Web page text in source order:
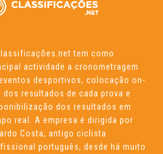
tem como
actividade a cronometragem
desportivos, colocação on-
dos resultados de cada prova e
dos resultados em
real. A empresa é dirigida por
Costa, antigo ciclista
português, desde há muito